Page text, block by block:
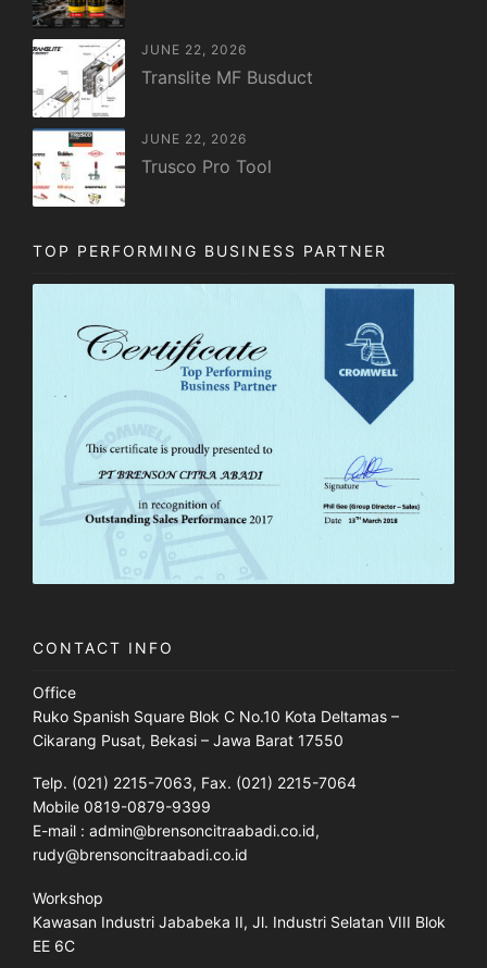
JUNE 22, 2026
Translite MF Busduct
JUNE 22, 2026
Trusco Pro Tool
TOP PERFORMING BUSINESS PARTNER
CONTACT INFO
Office
Ruko Spanish Square Blok C No.10 Kota Deltamas –
Cikarang Pusat, Bekasi – Jawa Barat 17550
Telp. (021) 2215-7063, Fax. (021) 2215-7064
Mobile 0819-0879-9399
E-mail : admin@brensoncitraabadi.co.id,
rudy@brensoncitraabadi.co.id
Workshop
Kawasan Industri Jababeka II, Jl. Industri Selatan VIII Blok
EE 6C